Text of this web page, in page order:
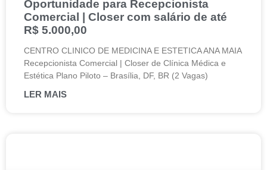
Oportunidade para Recepcionista
Comercial | Closer com salário de até
R$ 5.000,00
CENTRO CLINICO DE MEDICINA E ESTETICA ANA MAIA
Recepcionista Comercial | Closer de Clínica Médica e
Estética Plano Piloto – Brasília, DF, BR (2 Vagas)
LER MAIS